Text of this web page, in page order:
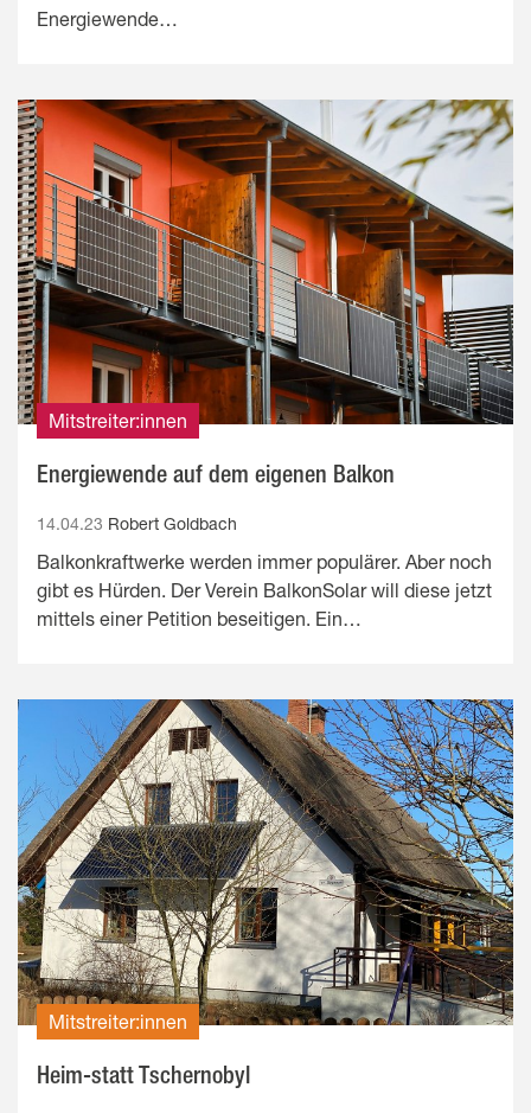
Energiewende…
Mitstreiter:innen
Energiewende auf dem eigenen Balkon
14.04.23 Robert Goldbach
Balkonkraftwerke werden immer populärer. Aber noch
gibt es Hürden. Der Verein BalkonSolar will diese jetzt
mittels einer Petition beseitigen. Ein…
Mitstreiter:innen
Heim-statt Tschernobyl